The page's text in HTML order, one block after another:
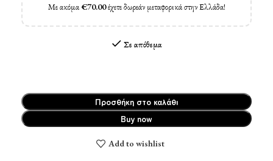
Με ακόμα€70.00έχετε δωρεάν μεταφορικά στην Ελλάδα!
Σε απόθεμα
Προσθήκη στο καλάθι
Buy now
Add to wishlist